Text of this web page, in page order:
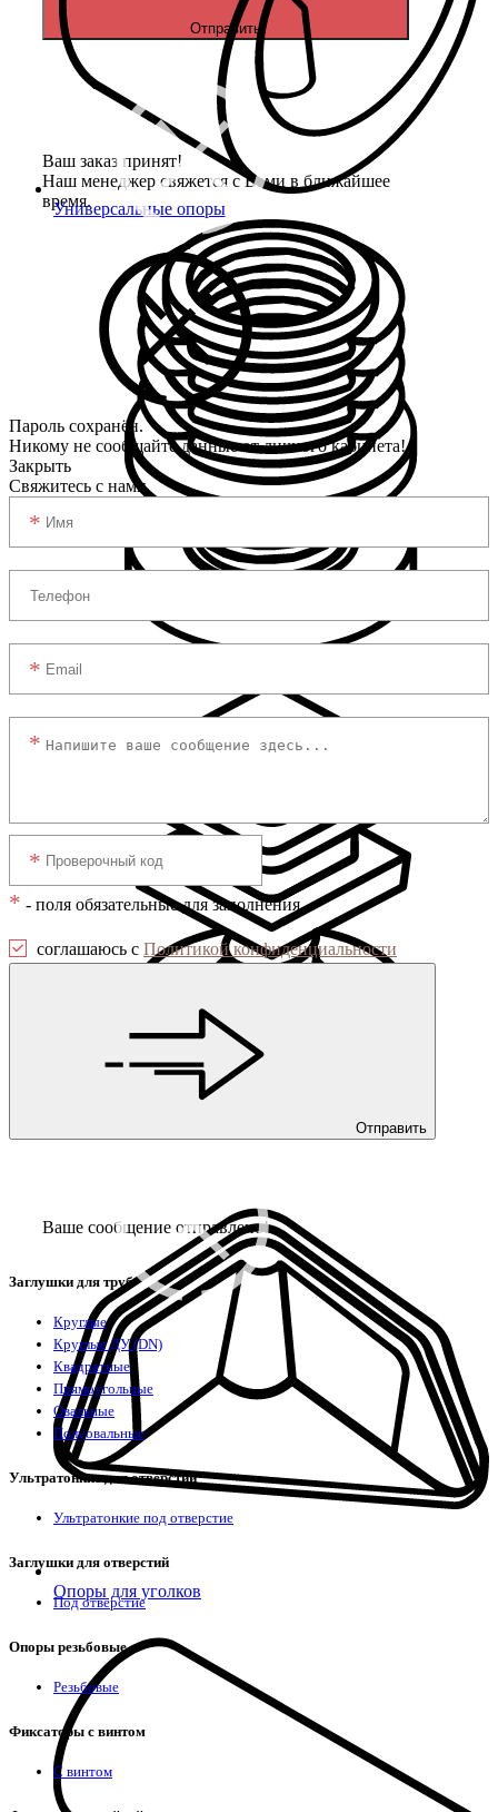
Универсальные опоры
Регулируемые опоры
Опоры для уголков
Отправить
Ваш заказ принят!
Наш менеджер свяжется с Вами в ближайшее
время.
Пароль сохранён.
Никому не сообщайте данные от личного кабинета!
Закрыть
Свяжитесь с нами
* - поля обязательные для заполнения
соглашаюсь с Политикой конфиденциальности
Отправить
Ваше сообщение отправлено!
Заглушки для труб
Круглые
Круглые ДУ (DN)
Квадратные
Прямоугольные
Овальные
Полуовальные
Ультратонкие для отверстий
Ультратонкие под отверстие
Заглушки для отверстий
Под отверстие
Опоры резьбовые
Резьбовые
Фиксаторы с винтом
С винтом